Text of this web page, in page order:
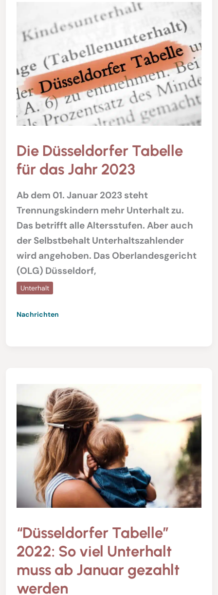
Die Düsseldorfer Tabelle
für das Jahr 2023
Ab dem 01. Januar 2023 steht
Trennungskindern mehr Unterhalt zu.
Das betrifft alle Altersstufen. Aber auch
der Selbstbehalt Unterhaltszahlender
wird angehoben. Das Oberlandesgericht
(OLG) Düsseldorf,
Unterhalt
Nachrichten
“Düsseldorfer Tabelle”
2022: So viel Unterhalt
muss ab Januar gezahlt
werden